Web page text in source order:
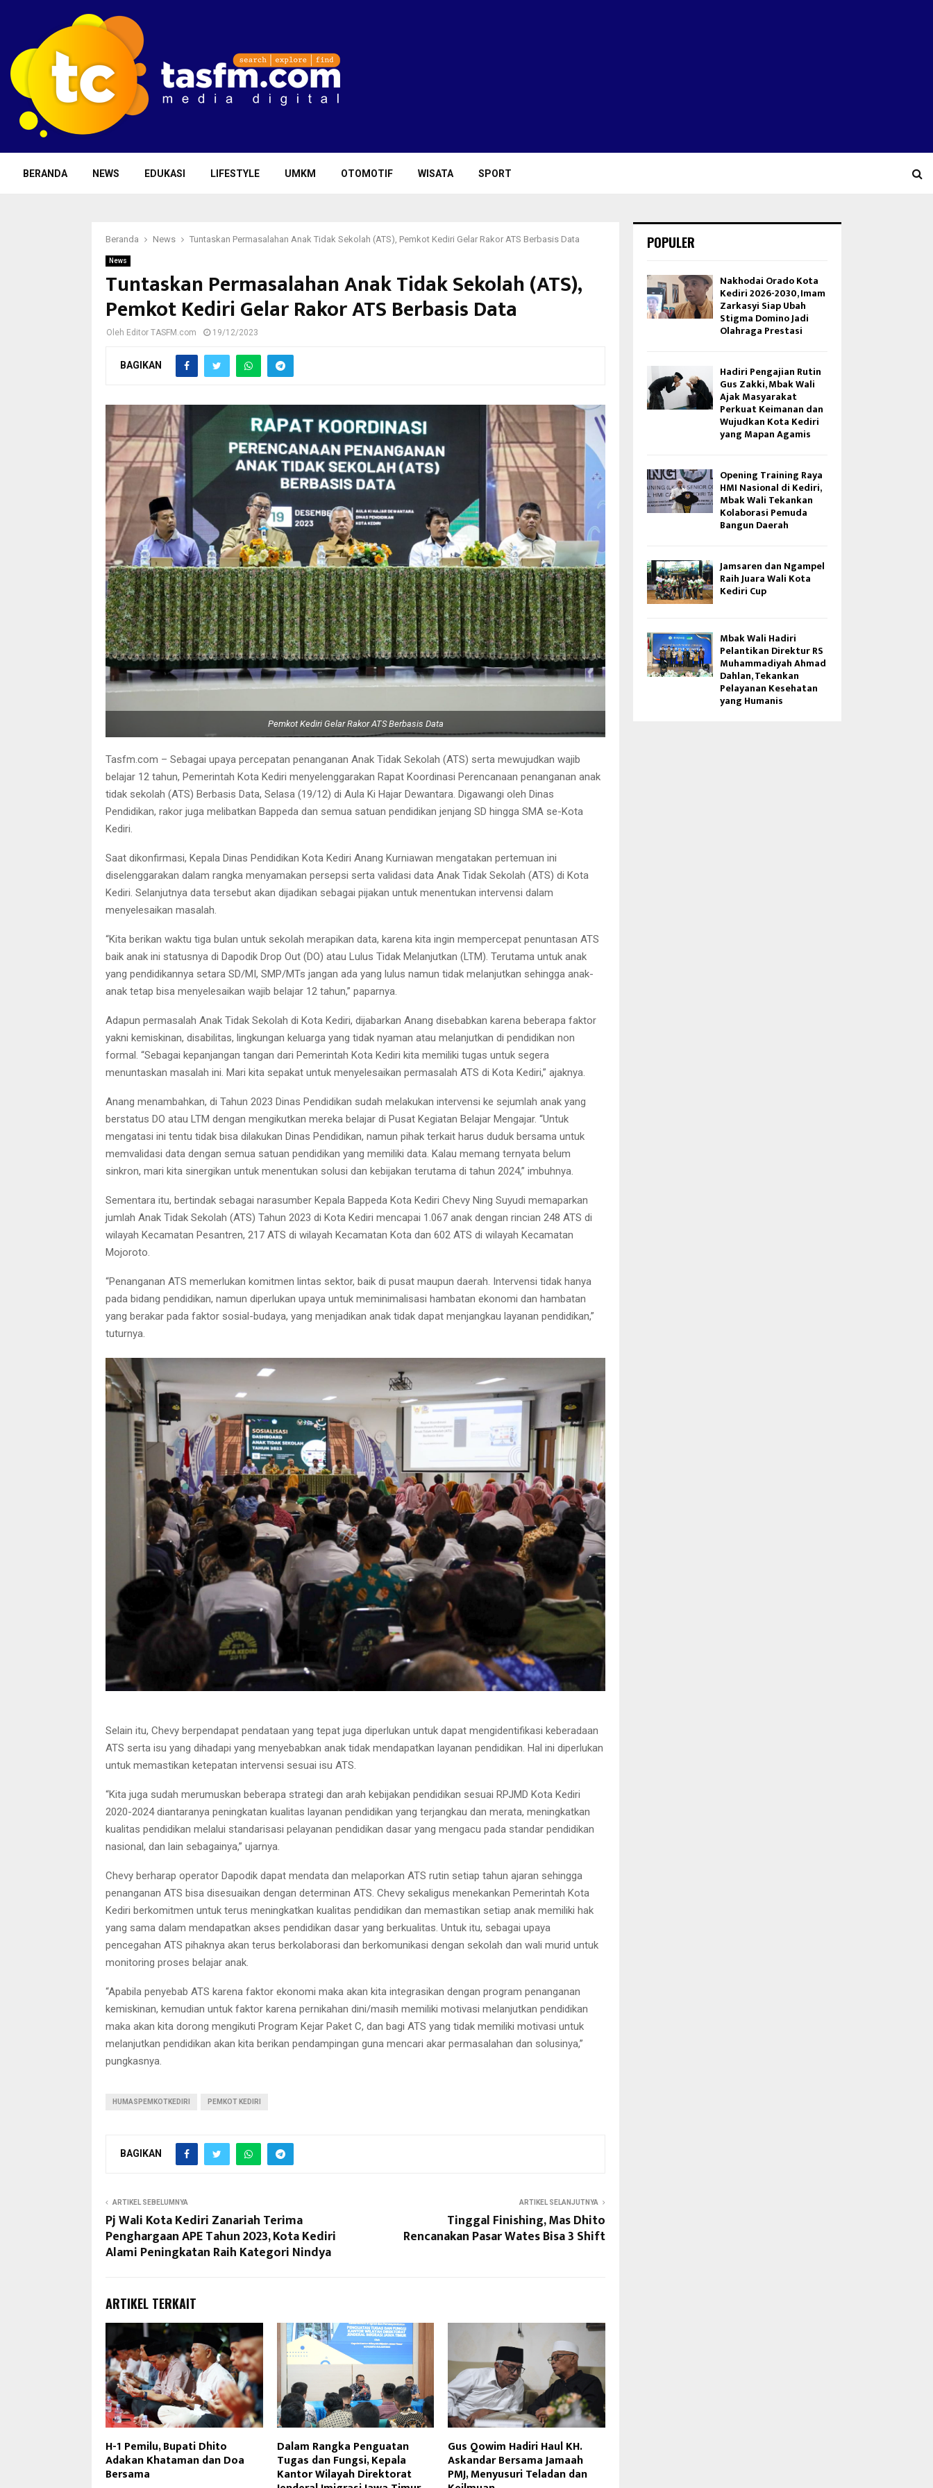
BERANDA NEWS EDUKASI LIFESTYLE UMKM OTOMOTIF WISATA SPORT
Beranda News Tuntaskan Permasalahan Anak Tidak Sekolah (ATS), Pemkot Kediri Gelar Rakor ATS Berbasis Data
News
Tuntaskan Permasalahan Anak Tidak Sekolah (ATS),
Pemkot Kediri Gelar Rakor ATS Berbasis Data
Oleh Editor TASFM.com 19/12/2023
BAGIKAN
Pemkot Kediri Gelar Rakor ATS Berbasis Data
Tasfm.com – Sebagai upaya percepatan penanganan Anak Tidak Sekolah (ATS) serta mewujudkan wajib
belajar 12 tahun, Pemerintah Kota Kediri menyelenggarakan Rapat Koordinasi Perencanaan penanganan anak
tidak sekolah (ATS) Berbasis Data, Selasa (19/12) di Aula Ki Hajar Dewantara. Digawangi oleh Dinas
Pendidikan, rakor juga melibatkan Bappeda dan semua satuan pendidikan jenjang SD hingga SMA se-Kota
Kediri.
Saat dikonfirmasi, Kepala Dinas Pendidikan Kota Kediri Anang Kurniawan mengatakan pertemuan ini
diselenggarakan dalam rangka menyamakan persepsi serta validasi data Anak Tidak Sekolah (ATS) di Kota
Kediri. Selanjutnya data tersebut akan dijadikan sebagai pijakan untuk menentukan intervensi dalam
menyelesaikan masalah.
“Kita berikan waktu tiga bulan untuk sekolah merapikan data, karena kita ingin mempercepat penuntasan ATS
baik anak ini statusnya di Dapodik Drop Out (DO) atau Lulus Tidak Melanjutkan (LTM). Terutama untuk anak
yang pendidikannya setara SD/MI, SMP/MTs jangan ada yang lulus namun tidak melanjutkan sehingga anak-
anak tetap bisa menyelesaikan wajib belajar 12 tahun,” paparnya.
Adapun permasalah Anak Tidak Sekolah di Kota Kediri, dijabarkan Anang disebabkan karena beberapa faktor
yakni kemiskinan, disabilitas, lingkungan keluarga yang tidak nyaman atau melanjutkan di pendidikan non
formal. “Sebagai kepanjangan tangan dari Pemerintah Kota Kediri kita memiliki tugas untuk segera
menuntaskan masalah ini. Mari kita sepakat untuk menyelesaikan permasalah ATS di Kota Kediri,” ajaknya.
Anang menambahkan, di Tahun 2023 Dinas Pendidikan sudah melakukan intervensi ke sejumlah anak yang
berstatus DO atau LTM dengan mengikutkan mereka belajar di Pusat Kegiatan Belajar Mengajar. “Untuk
mengatasi ini tentu tidak bisa dilakukan Dinas Pendidikan, namun pihak terkait harus duduk bersama untuk
memvalidasi data dengan semua satuan pendidikan yang memiliki data. Kalau memang ternyata belum
sinkron, mari kita sinergikan untuk menentukan solusi dan kebijakan terutama di tahun 2024,” imbuhnya.
Sementara itu, bertindak sebagai narasumber Kepala Bappeda Kota Kediri Chevy Ning Suyudi memaparkan
jumlah Anak Tidak Sekolah (ATS) Tahun 2023 di Kota Kediri mencapai 1.067 anak dengan rincian 248 ATS di
wilayah Kecamatan Pesantren, 217 ATS di wilayah Kecamatan Kota dan 602 ATS di wilayah Kecamatan
Mojoroto.
“Penanganan ATS memerlukan komitmen lintas sektor, baik di pusat maupun daerah. Intervensi tidak hanya
pada bidang pendidikan, namun diperlukan upaya untuk meminimalisasi hambatan ekonomi dan hambatan
yang berakar pada faktor sosial-budaya, yang menjadikan anak tidak dapat menjangkau layanan pendidikan,”
tuturnya.
Selain itu, Chevy berpendapat pendataan yang tepat juga diperlukan untuk dapat mengidentifikasi keberadaan
ATS serta isu yang dihadapi yang menyebabkan anak tidak mendapatkan layanan pendidikan. Hal ini diperlukan
untuk memastikan ketepatan intervensi sesuai isu ATS.
“Kita juga sudah merumuskan beberapa strategi dan arah kebijakan pendidikan sesuai RPJMD Kota Kediri
2020-2024 diantaranya peningkatan kualitas layanan pendidikan yang terjangkau dan merata, meningkatkan
kualitas pendidikan melalui standarisasi pelayanan pendidikan dasar yang mengacu pada standar pendidikan
nasional, dan lain sebagainya,” ujarnya.
Chevy berharap operator Dapodik dapat mendata dan melaporkan ATS rutin setiap tahun ajaran sehingga
penanganan ATS bisa disesuaikan dengan determinan ATS. Chevy sekaligus menekankan Pemerintah Kota
Kediri berkomitmen untuk terus meningkatkan kualitas pendidikan dan memastikan setiap anak memiliki hak
yang sama dalam mendapatkan akses pendidikan dasar yang berkualitas. Untuk itu, sebagai upaya
pencegahan ATS pihaknya akan terus berkolaborasi dan berkomunikasi dengan sekolah dan wali murid untuk
monitoring proses belajar anak.
“Apabila penyebab ATS karena faktor ekonomi maka akan kita integrasikan dengan program penanganan
kemiskinan, kemudian untuk faktor karena pernikahan dini/masih memiliki motivasi melanjutkan pendidikan
maka akan kita dorong mengikuti Program Kejar Paket C, dan bagi ATS yang tidak memiliki motivasi untuk
melanjutkan pendidikan akan kita berikan pendampingan guna mencari akar permasalahan dan solusinya,”
pungkasnya.
HUMASPEMKOTKEDIRI PEMKOT KEDIRI
BAGIKAN
ARTIKEL SEBELUMNYA
Pj Wali Kota Kediri Zanariah Terima
Penghargaan APE Tahun 2023, Kota Kediri
Alami Peningkatan Raih Kategori Nindya
ARTIKEL SELANJUTNYA
Tinggal Finishing, Mas Dhito
Rencanakan Pasar Wates Bisa 3 Shift
ARTIKEL TERKAIT
H-1 Pemilu, Bupati Dhito
Adakan Khataman dan Doa
Bersama
Dalam Rangka Penguatan
Tugas dan Fungsi, Kepala
Kantor Wilayah Direktorat
Gus Qowim Hadiri Haul KH.
Askandar Bersama Jamaah
PMJ, Menyusuri Teladan dan
POPULER
Nakhodai Orado Kota
Kediri 2026-2030, Imam
Zarkasyi Siap Ubah
Stigma Domino Jadi
Olahraga Prestasi
Hadiri Pengajian Rutin
Gus Zakki, Mbak Wali
Ajak Masyarakat
Perkuat Keimanan dan
Wujudkan Kota Kediri
yang Mapan Agamis
Opening Training Raya
HMI Nasional di Kediri,
Mbak Wali Tekankan
Kolaborasi Pemuda
Bangun Daerah
Jamsaren dan Ngampel
Raih Juara Wali Kota
Kediri Cup
Mbak Wali Hadiri
Pelantikan Direktur RS
Muhammadiyah Ahmad
Dahlan, Tekankan
Pelayanan Kesehatan
yang Humanis